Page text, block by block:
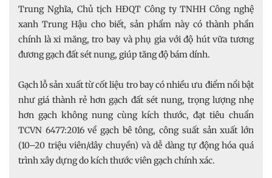
Trung Nghĩa, Chủ tịch HĐQT Công ty TNHH Công nghệ
xanh Trung Hậu cho biết, sản phẩm này có thành phần
chính là xi măng, tro bay và phụ gia với độ hút vữa tương
đương gạch đất sét nung, giúp tăng độ bám dính.
Gạch lỗ sản xuất từ cốt liệu tro bay có nhiều ưu điểm nổi bật
như giá thành rẻ hơn gạch đất sét nung, trọng lượng nhẹ
hơn gạch không nung cùng kích thước, đạt tiêu chuẩn
TCVN 6477:2016 về gạch bê tông, công suất sản xuất lớn
(10–20 triệu viên/dây chuyền) và dễ dàng tự động hóa quá
trình xây dựng do kích thước viên gạch chính xác.